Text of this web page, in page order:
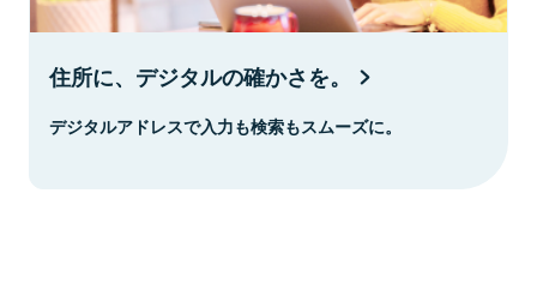
住所に、デジタルの確かさを。
デジタルアドレスで入力も検索もスムーズに。